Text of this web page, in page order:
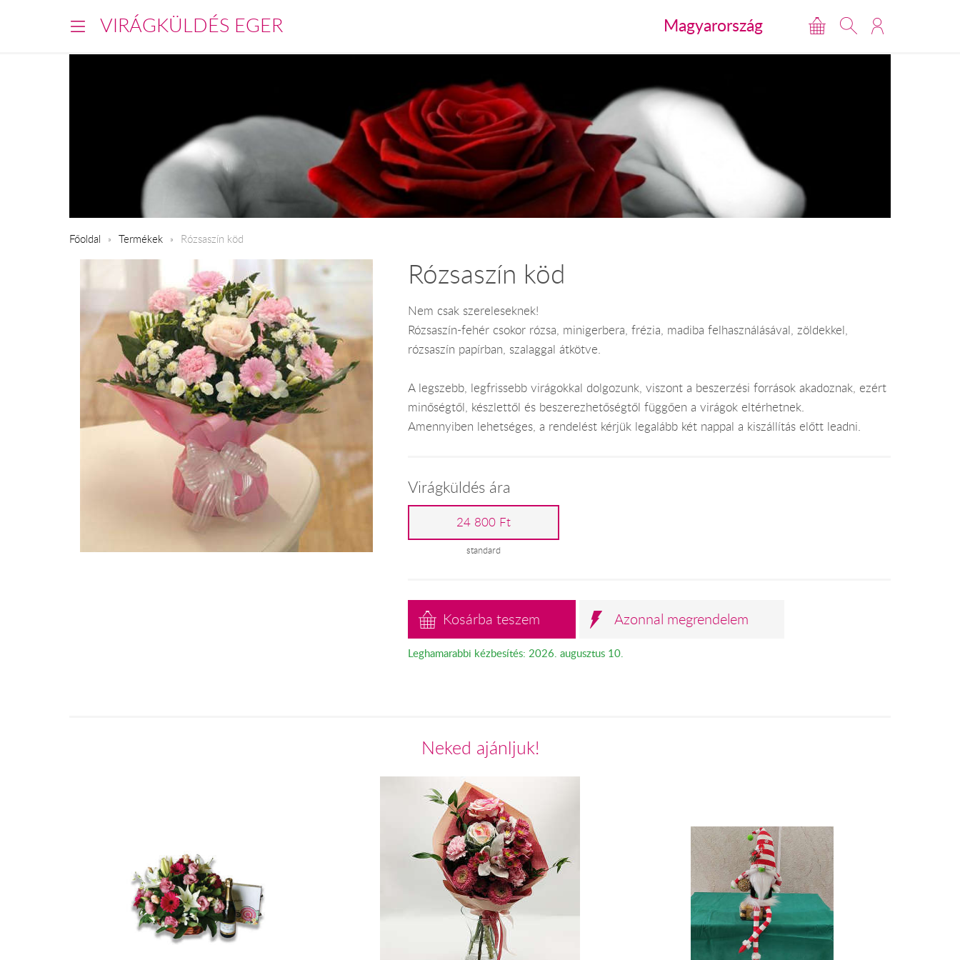
VIRÁGKÜLDÉS EGER Magyarország
Főoldal Termékek Rózsaszín köd
Rózsaszín köd
Nem csak szereleseknek!
Rózsaszín-fehér csokor rózsa, minigerbera, frézia, madiba felhasználásával, zöldekkel,
rózsaszín papírban, szalaggal átkötve.
A legszebb, legfrissebb virágokkal dolgozunk, viszont a beszerzési források akadoznak, ezért
minőségtől, készlettől és beszerezhetőségtől függően a virágok eltérhetnek.
Amennyiben lehetséges, a rendelést kérjük legalább két nappal a kiszállítás előtt leadni.
Virágküldés ára
24 800 Ft
standard
Kosárba teszem Azonnal megrendelem
Leghamarabbi kézbesítés: 2026. augusztus 10.
Neked ajánljuk!